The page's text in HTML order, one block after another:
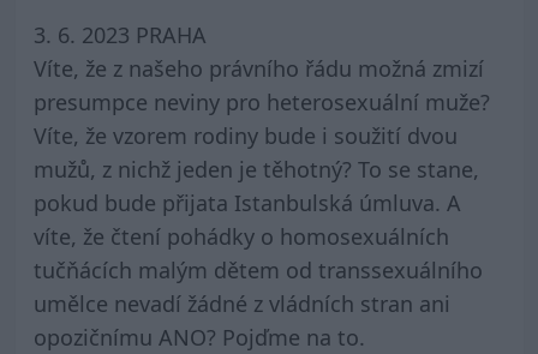
3. 6. 2023 PRAHA
Víte, že z našeho právního řádu možná zmizí
presumpce neviny pro heterosexuální muže?
Víte, že vzorem rodiny bude i soužití dvou
mužů, z nichž jeden je těhotný? To se stane,
pokud bude přijata Istanbulská úmluva. A
víte, že čtení pohádky o homosexuálních
tučňácích malým dětem od transsexuálního
umělce nevadí žádné z vládních stran ani
opozičnímu ANO? Pojďme na to.